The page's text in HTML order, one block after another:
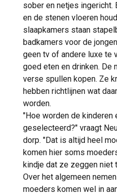
sober en netjes ingericht.
en de stenen vloeren
slaapkamers staan
badkamers voor de
geen tv of andere luxe te
goed eten en drinken. De
verse spullen kopen. Ze
hebben richtlijnen wat
worden.
"Hoe worden de kinderen
geselecteerd?" vraagt
dorp. "Dat is altijd heel
komen hier soms
kindje dat ze zeggen niet
Over het algemeen
moeders komen wel in